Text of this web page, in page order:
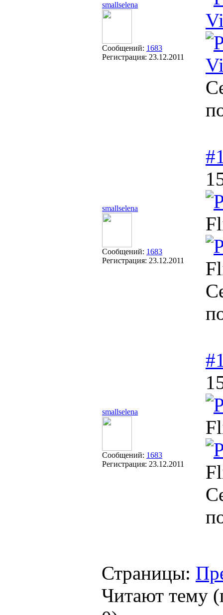
smallselena
Сообщений: 1683
Регистрация: 23.12.2011
smallselena
Сообщений: 1683
Регистрация: 23.12.2011
smallselena
Сообщений: 1683
Регистрация: 23.12.2011
Страницы:
Читают тему